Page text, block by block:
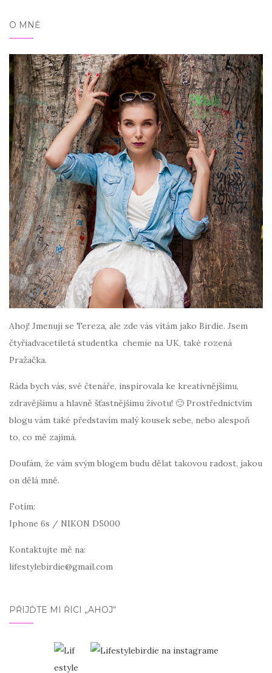
O MNĚ
Ahoj! Jmenuji se Tereza, ale zde vás vítám jako Birdie. Jsem
čtyřiadvacetiletá studentka chemie na UK, také rozená
Pražačka.
Ráda bych vás, své čtenáře, inspirovala ke kreativnějšímu,
zdravějšímu a hlavně šťastnějšímu životu! 🙂 Prostřednictvím
blogu vám také představím malý kousek sebe, nebo alespoň
to, co mě zajímá.
Doufám, že vám svým blogem budu dělat takovou radost, jakou
on dělá mně.
Fotím:
Iphone 6s / NIKON D5000
Kontaktujte mě na:
lifestylebirdie@gmail.com
PŘIJĎTE MI ŘÍCI „AHOJ“